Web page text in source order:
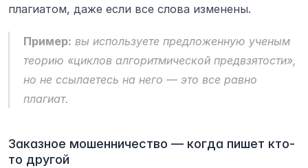
плагиатом, даже если все слова изменены.
Пример: вы используете предложенную ученым
теорию «циклов алгоритмической предвзятости»,
но не ссылаетесь на него — это все равно
плагиат.
Заказное мошенничество — когда пишет кто-
то другой